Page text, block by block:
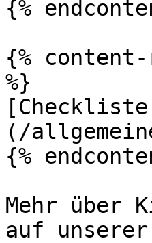
{%
{% content-
%}
(/
{%
Mehr über
auf unserer